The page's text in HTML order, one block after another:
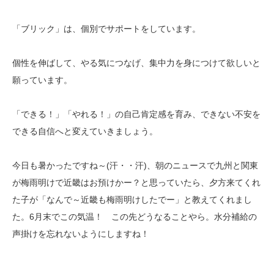
「ブリック」は、個別でサポートをしています。
個性を伸ばして、やる気につなげ、集中力を身につけて欲しいと
願っています。
「できる！」「やれる！」の自己肯定感を育み、できない不安を
できる自信へと変えていきましょう。
今日も暑かったですね～(汗・・汗)、朝のニュースで九州と関東
が梅雨明けで近畿はお預けかー？と思っていたら、夕方来てくれ
た子が「なんで～近畿も梅雨明けしたでー」と教えてくれまし
た。6月末でこの気温！ この先どうなることやら。水分補給の
声掛けを忘れないようにしますね！